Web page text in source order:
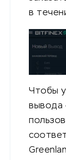
в
Чтобы
вывода